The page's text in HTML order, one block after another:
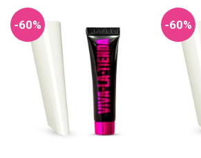
-60% -60%